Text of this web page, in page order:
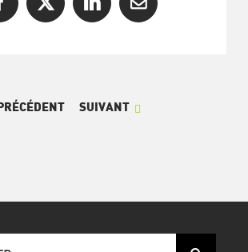
X LinkedInCourriel
PRÉCÉDENT SUIVANT